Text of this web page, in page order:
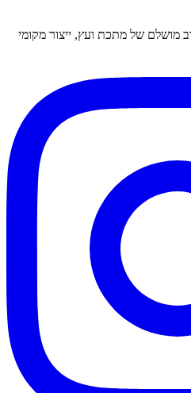
מושלם של מתכת ועץ, ייצור מקומי